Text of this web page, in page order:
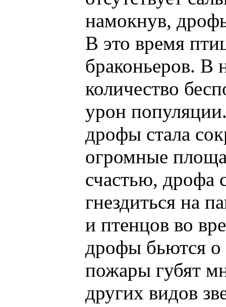
намокнув,
В это время
браконьеров. В
количество
урон
дрофы стала
огромные
счастью, дрофа
гнездиться на
и птенцов во
дрофы бьются о
пожары губят
других видов